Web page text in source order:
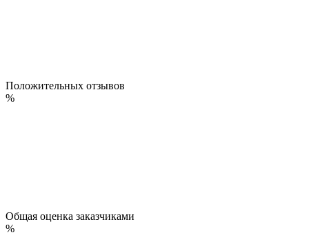
Положительных отзывов
%
Общая оценка заказчиками
%